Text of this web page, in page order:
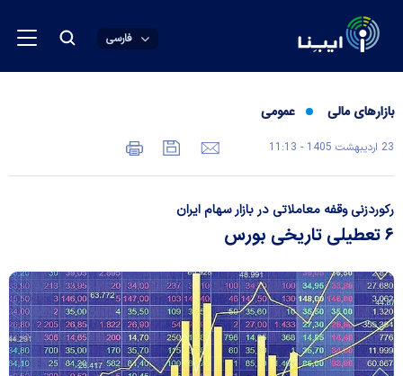
فارسی
بازارهای مالی عمومی
23 ارديبهشت 1405 - 11:13
رکوردزنی وقفه معاملاتی در بازار سهام ایران
۶ تعطیلی تاریخی بورس